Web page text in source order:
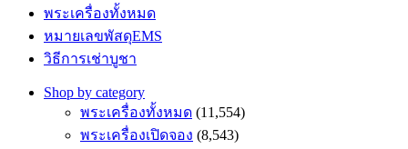
พระเครื่องทั้งหมด
หมายเลขพัสดุEMS
วิธีการเช่าบูชา
Shop by category
พระเครื่องทั้งหมด (11,554)
พระเครื่องเปิดจอง (8,543)